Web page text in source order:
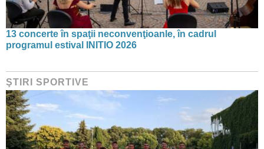
13 concerte în spaţii neconvenţioanle, în cadrul
programul estival INITIO 2026
ŞTIRI SPORTIVE